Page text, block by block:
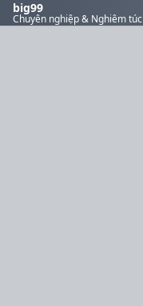
big99
Chuyên nghiệp & Nghiêm túc